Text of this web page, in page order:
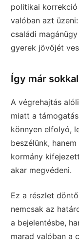
politikai
valóban azt
családi
gyerek jövőjét
Így már
A végrehajtás
miatt a
könnyen elfolyó,
beszélünk,
kormány
akar megvédeni.
Ez a részlet
nemcsak az
a bejelentésbe,
marad valóban a